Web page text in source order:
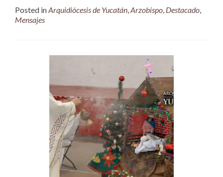
Posted inArquidiócesis de Yucatán,Arzobispo, Destacado,
Mensajes